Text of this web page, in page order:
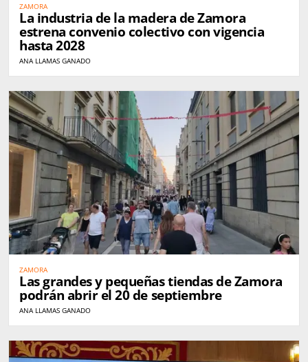
ZAMORA
La industria de la madera de Zamora
estrena convenio colectivo con vigencia
hasta 2028
ANA LLAMAS GANADO
ZAMORA
Las grandes y pequeñas tiendas de Zamora
podrán abrir el 20 de septiembre
ANA LLAMAS GANADO